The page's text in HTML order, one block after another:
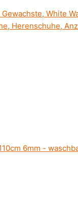
White
Herenschuhe,
6mm -